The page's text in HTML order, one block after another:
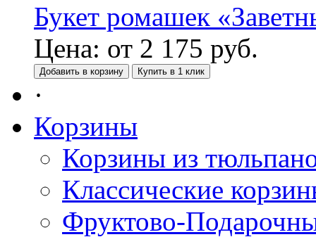
Букет ромашек
Цена: от 2 175 руб.
Добавить в корзину Купить в 1 клик
·
Корзины
Корзины из
Классические
Фруктово-